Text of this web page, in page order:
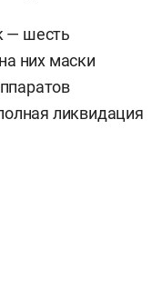
— шесть
них маски
ликвидация